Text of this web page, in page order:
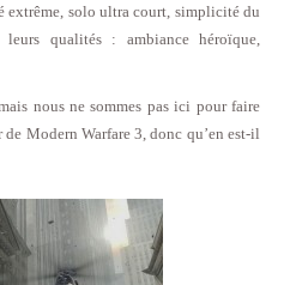
extrême, solo ultra court, simplicité du
qualités : ambiance héroïque,
nous ne sommes pas ici pour faire
Modern Warfare 3, donc qu’en est-il